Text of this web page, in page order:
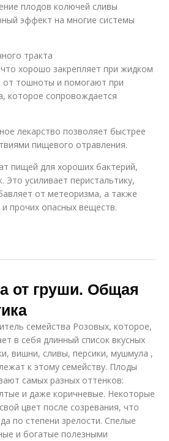
плодов колючей сливы
эффект на многие системы
тракта
хорошо закрепляет при жидком
от тошноты и помогают при
которое сопровождается
лекарство позволяет быстрее
пищевого отравления.
пищей для хороших бактерий,
усиливает перистальтику,
от метеоризма, а также
прочих опасных веществ.
от груши. Общая
семейства Розовых, которое,
в себя длинный список вкусных
вишни, сливы, персики, мушмула ,
к этому семейству. Плоды
самых разных оттенков:
и даже коричневые. Некоторые
цвет после созревания, что
по степени зрелости. Спелые
и богатые полезными